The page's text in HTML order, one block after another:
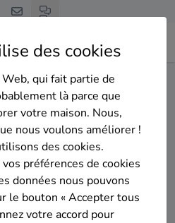
des cookies
qui fait partie de
là parce que
votre maison. Nous,
nous voulons améliorer !
des cookies.
préférences de cookies
données nous pouvons
le bouton « Accepter tous
votre accord pour
Saint-Josse-ten-Noode
sans engagement
sol à Saint-
Noode